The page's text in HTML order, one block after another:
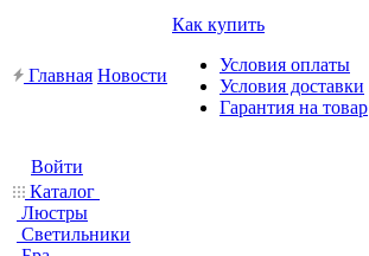
Главная Новости
Как купить
Условия оплаты
Условия доставки
Гарантия на товар
Войти
Каталог
Люстры
Светильники